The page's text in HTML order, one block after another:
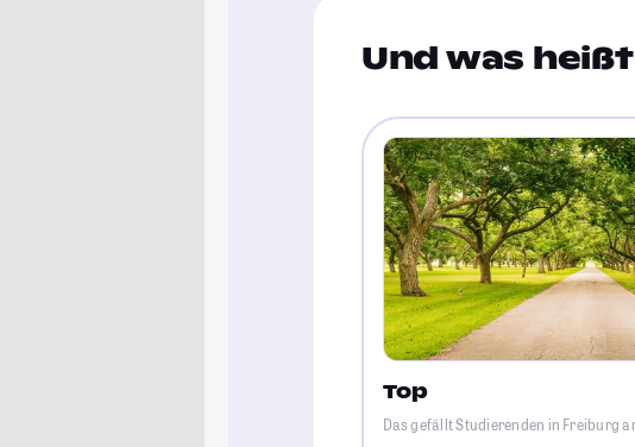
Und was
Top
Das gefällt Studierenden in Freiburg